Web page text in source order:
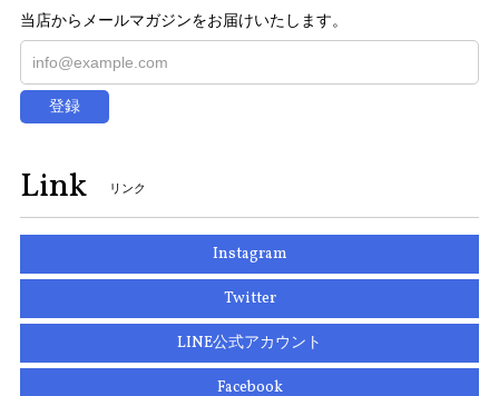
当店からメールマガジンをお届けいたします。
登録
Link リンク
Instagram
Twitter
LINE公式アカウント
Facebook